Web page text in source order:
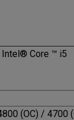
Core ™ i5
(OC) / 4700